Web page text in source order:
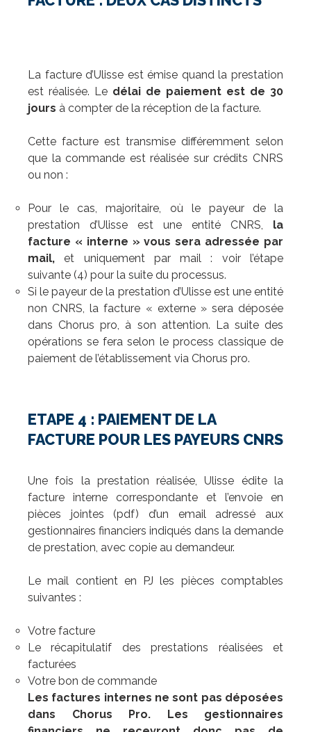
La facture d’Ulisse est émise quand la prestation
est réalisée. Le délai de paiement est de 30
jours à compter de la réception de la facture.
Cette facture est transmise différemment selon
que la commande est réalisée sur crédits CNRS
ou non :
Pour le cas, majoritaire, où le payeur de la
prestation d’Ulisse est une entité CNRS, la
facture « interne » vous sera adressée par
mail,et uniquement par mail : voir l’étape
suivante (4) pour la suite du processus.
Si le payeur de la prestation d’Ulisse est une entité
non CNRS, la facture « externe » sera déposée
dans Chorus pro, à son attention. La suite des
opérations se fera selon le process classique de
paiement de l’établissement via Chorus pro.
ETAPE 4 : PAIEMENT DE LA
FACTURE POUR LES PAYEURS CNRS
Une fois la prestation réalisée, Ulisse édite la
facture interne correspondante et l’envoie en
pièces jointes (pdf) d’un email adressé aux
gestionnaires financiers indiqués dans la demande
de prestation, avec copie au demandeur.
Le mail contient en PJ les pièces comptables
suivantes :
Votre facture
Le récapitulatif des prestations réalisées et
facturées
Votre bon de commande
Les factures internes ne sont pas déposées
dans Chorus Pro. Les gestionnaires